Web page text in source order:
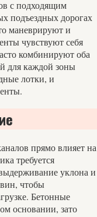
с подходящим
подъездных дорогах
маневрируют и
чувствуют себя
комбинируют оба
для каждой зоны
лотки, и
прямо влияет на
требуется
уклона и
чтобы
Бетонные
основании, зато